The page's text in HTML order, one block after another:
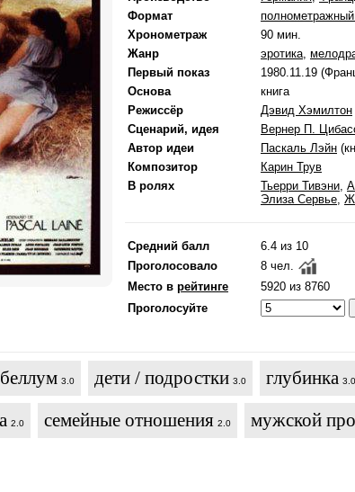
Формат
Хронометраж
90 мин.
Жанр
эротика,
Первый показ
1980.11.19
Основа
книга
Режиссёр
Дэвид Хэмилтон
Сценарий, идея
Вернер П.
Автор идеи
Паскаль Лэйн
Композитор
Карин Трув
В ролях
Тьерри Тивэни,
Элиза Сервье,
Средний балл
6.4 из 10
Проголосовало
8 чел.
Место в рейтинге
5920 из 8760
Проголосуйте
3.0 дети / подростки 3.0 глубинка 3.0
2.0 семейные отношения 2.0 мужской